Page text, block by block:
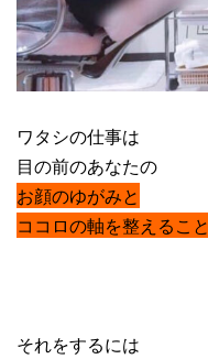
ワタシの仕事は
目の前のあなたの
お顔のゆがみと
ココロの軸を整えること
それをするには